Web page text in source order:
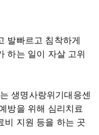
발빠르고 침착하게
하는 일이 자살 고위
생명사랑위기대응센
방을 위해 심리치료
비 지원 등을 하는 곳